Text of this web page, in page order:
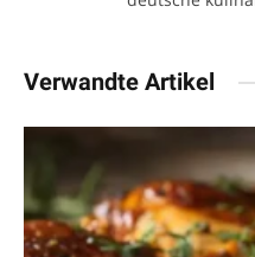
Verwandte Artikel